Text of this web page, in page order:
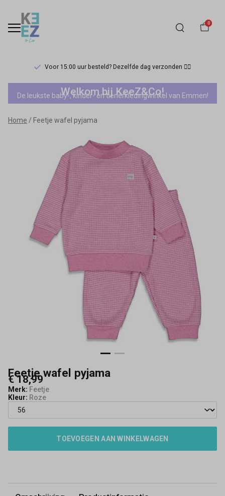
0
Voor 15:00 uur besteld? Dezelfde dag verzonden 🏃‍♀️
Feetje
wafel
pyjama
Keez&Co
Welkom bij KeeZ&Co!
De leukste baby-, kinder- en tienerkledingwinkel van Emmen!
Home Feetje wafel pyjama
Feetje wafel pyjama
€ 18,99
Merk: Feetje
Kleur: Roze
TOEVOEGEN AAN WINKELWAGEN